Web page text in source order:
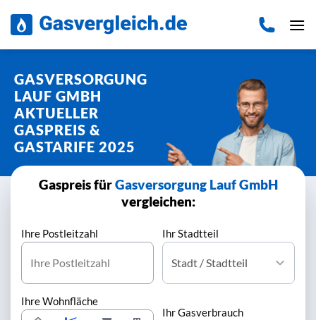
Inhalt
GASVERSORGUNG
LAUF GMBH
AKTUELLER
GASPREIS &
GASTARIFE 2025
Gaspreis fürGasversorgung Lauf GmbH
vergleichen:
Ihre Postleitzahl Ihr Stadtteil
Ihre Wohnfläche
Ihr Gasverbrauch